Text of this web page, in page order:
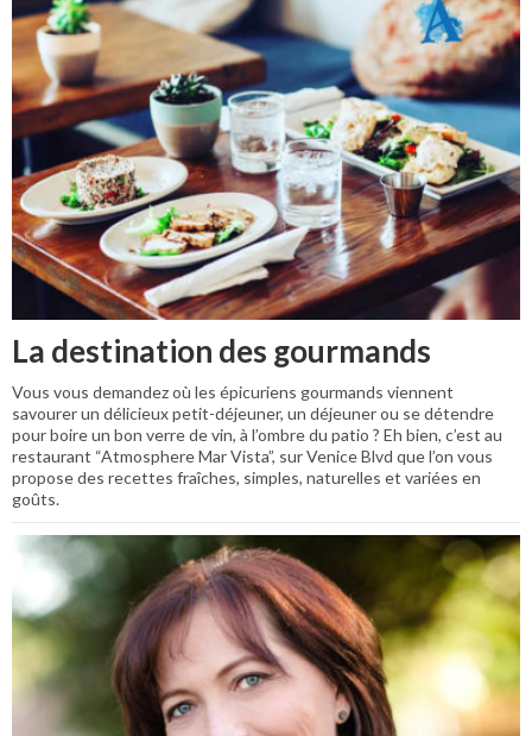
La destination des gourmands
Vous vous demandez où les épicuriens gourmands viennent
savourer un délicieux petit-déjeuner, un déjeuner ou se détendre
pour boire un bon verre de vin, à l’ombre du patio ? Eh bien, c’est au
restaurant “Atmosphere Mar Vista”, sur Venice Blvd que l’on vous
propose des recettes fraîches, simples, naturelles et variées en
goûts.